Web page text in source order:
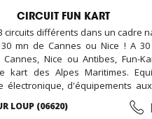
CIRCUIT FUN KART
3 circuits différents dans un cadre
mn de Cannes ou Nice ! A 30
Nice ou Antibes, Fun-
kart des Alpes Maritimes.
électronique, d'équipements
assistance
nous avons également
LOUP (06620)